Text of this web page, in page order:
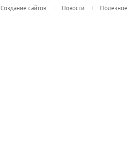
Создание сайтов Новости Полезное